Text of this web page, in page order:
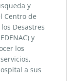
y
Centro de
Desastres
y
los
a sus